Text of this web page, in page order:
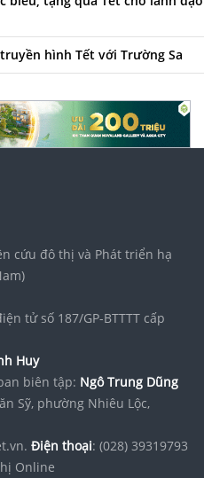
hình Tết với Trường Sa
cứu đô thị và Phát triển hạ
tử số 187/GP-BTTTT cấp
Huy
biên tập: Ngô Trung Dũng
Sỹ, phường Nhiêu Lộc,
Điện thoại: (028) 39319793
Online